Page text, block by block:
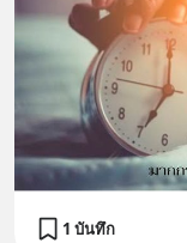
1 บันทึก